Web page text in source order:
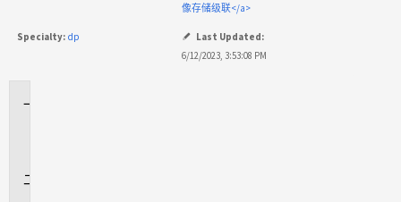
像存储级联</a>
Specialty: dp
Last Updated:
6/12/2023, 3:53:08 PM